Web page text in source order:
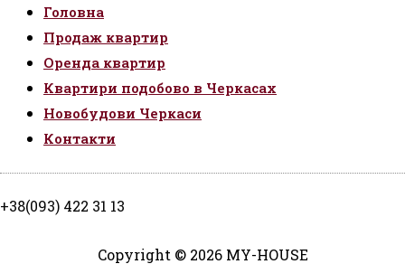
Головна
Продаж квартир
Оренда квартир
Квартири подобово в Черкасах
Новобудови Черкаси
Контакти
+38(093) 422 31 13
Copyright © 2026 MY-HOUSE